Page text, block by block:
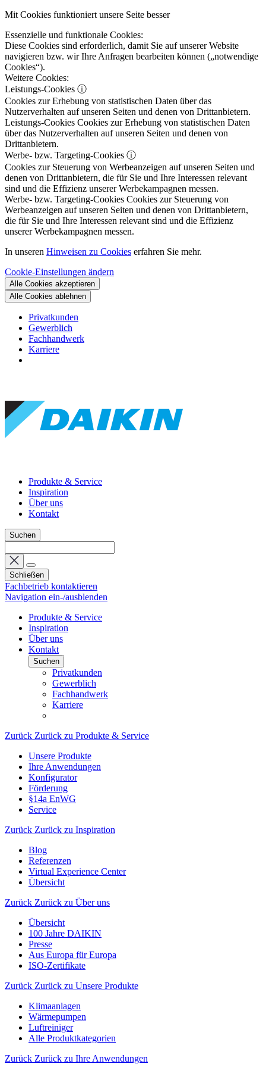
Mit Cookies funktioniert unsere Seite besser
Essenzielle und funktionale Cookies:
Diese Cookies sind erforderlich, damit Sie auf unserer Website
navigieren bzw. wir Ihre Anfragen bearbeiten können („notwendige
Cookies“).
Weitere Cookies:
Leistungs-Cookies ⓘ
Cookies zur Erhebung von statistischen Daten über das
Nutzerverhalten auf unseren Seiten und denen von Drittanbietern.
Leistungs-Cookies Cookies zur Erhebung von statistischen Daten
über das Nutzerverhalten auf unseren Seiten und denen von
Drittanbietern.
Werbe- bzw. Targeting-Cookies ⓘ
Cookies zur Steuerung von Werbeanzeigen auf unseren Seiten und
denen von Drittanbietern, die für Sie und Ihre Interessen relevant
sind und die Effizienz unserer Werbekampagnen messen.
Werbe- bzw. Targeting-Cookies Cookies zur Steuerung von
Werbeanzeigen auf unseren Seiten und denen von Drittanbietern,
die für Sie und Ihre Interessen relevant sind und die Effizienz
unserer Werbekampagnen messen.
In unseren Hinweisen zu Cookies erfahren Sie mehr.
Cookie-Einstellungen ändern
Alle Cookies akzeptieren
Alle Cookies ablehnen
Privatkunden
Gewerblich
Fachhandwerk
Karriere
Produkte & Service
Inspiration
Über uns
Kontakt
Suchen
Schließen
Fachbetrieb kontaktieren
Navigation ein-/ausblenden
Produkte & Service
Inspiration
Über uns
Kontakt
Suchen
Privatkunden
Gewerblich
Fachhandwerk
Karriere
Zurück Zurück zu Produkte & Service
Unsere Produkte
Ihre Anwendungen
Konfigurator
Förderung
§14a EnWG
Service
Zurück Zurück zu Inspiration
Blog
Referenzen
Virtual Experience Center
Übersicht
Zurück Zurück zu Über uns
Übersicht
100 Jahre DAIKIN
Presse
Aus Europa für Europa
ISO-Zertifikate
Zurück Zurück zu Unsere Produkte
Klimaanlagen
Wärmepumpen
Luftreiniger
Alle Produktkategorien
Zurück Zurück zu Ihre Anwendungen